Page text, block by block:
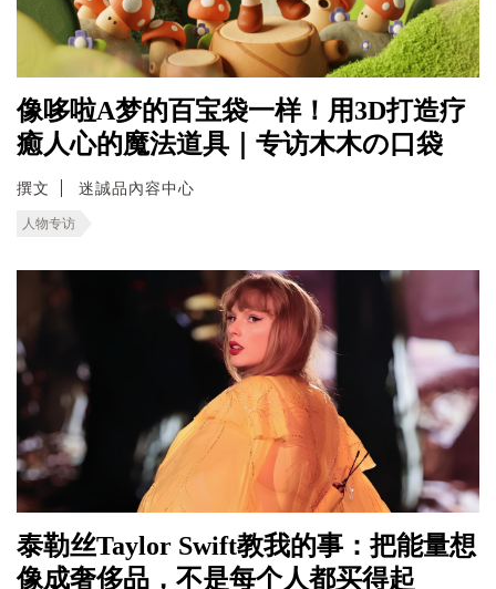
像哆啦A梦的百宝袋一样！用3D打造疗
癒人心的魔法道具｜专访木木の口袋
撰文 迷誠品內容中心
人物专访
泰勒丝Taylor Swift教我的事：把能量想
像成奢侈品，不是每个人都买得起